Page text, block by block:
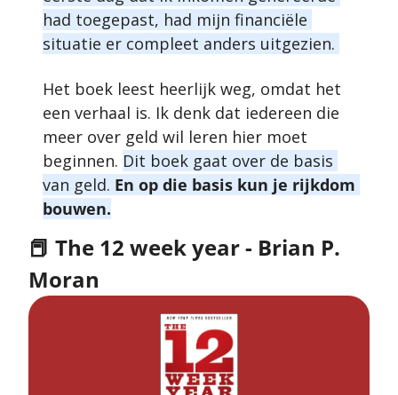
had toegepast, had mijn financiële
situatie er compleet anders uitgezien.
Het boek leest heerlijk weg, omdat het
een verhaal is. Ik denk dat iedereen die
meer over geld wil leren hier moet
beginnen. Dit boek gaat over de basis
van geld. En op die basis kun je rijkdom
bouwen.
📕 The 12 week year - Brian P.
Moran